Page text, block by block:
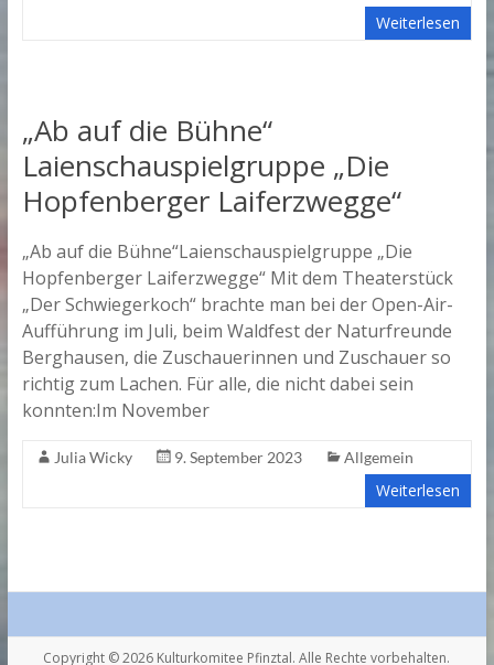
Weiterlesen
„Ab auf die Bühne“
Laienschauspielgruppe „Die
Hopfenberger Laiferzwegge“
„Ab auf die Bühne“Laienschauspielgruppe „Die
Hopfenberger Laiferzwegge“ Mit dem Theaterstück
„Der Schwiegerkoch“ brachte man bei der Open-Air-
Aufführung im Juli, beim Waldfest der Naturfreunde
Berghausen, die Zuschauerinnen und Zuschauer so
richtig zum Lachen. Für alle, die nicht dabei sein
konnten:Im November
Julia Wicky 9. September 2023 Allgemein
Weiterlesen
Copyright © 2026 Kulturkomitee Pfinztal. Alle Rechte vorbehalten.